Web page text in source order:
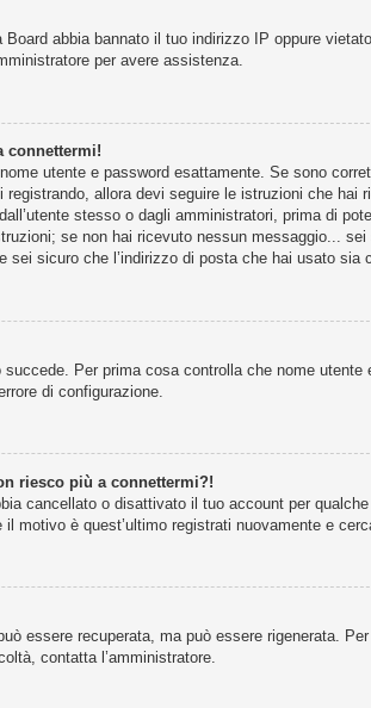
Board abbia bannato il tuo indirizzo IP oppure
per avere assistenza.
connettermi!
utente e password esattamente. Se sono
registrando, allora devi seguire le istruzioni che
stesso o dagli amministratori, prima di
se non hai ricevuto nessun messaggio...
sei sicuro che l’indirizzo di posta che hai usato sia
Per prima cosa controlla che nome
di configurazione.
riesco più a connettermi?!
cancellato o disattivato il tuo account per
motivo è quest’ultimo registrati nuovamente e
essere recuperata, ma può essere rigenerata.
contatta l’amministratore.